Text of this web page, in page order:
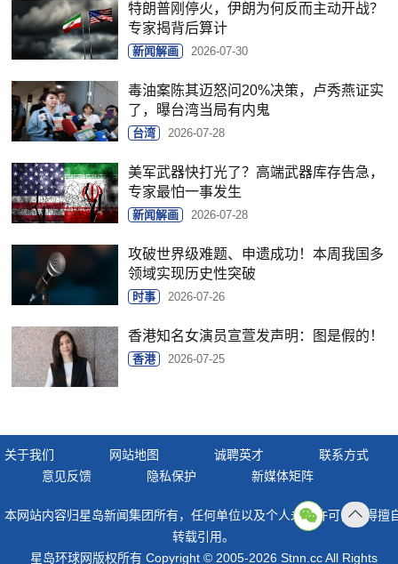
特朗普刚停火，伊朗为何反而主动开战？
专家揭背后算计
新闻解画 2026-07-30
毒油案陈其迈怒问20%决策，卢秀燕证实
了，曝台湾当局有内鬼
台湾 2026-07-28
美军武器快打光了？高端武器库存告急，
专家最怕一事发生
新闻解画 2026-07-28
攻破世界级难题、申遗成功！本周我国多
领域实现历史性突破
时事 2026-07-26
香港知名女演员宣萱发声明：图是假的！
香港 2026-07-25
关于我们 网站地图 诚聘英才
联系方式
意见反馈
隐私保护 新媒体矩阵
本网站内容归星岛新闻集团所有，任何单位以及个人未经许可，不得擅
转载引用。
星岛环球网版权所有 Copyright © 2005-2026 Stnn.cc All Rights
顶部